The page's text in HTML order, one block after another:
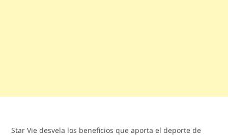
Star Vie desvela los beneficios que aporta el deporte de